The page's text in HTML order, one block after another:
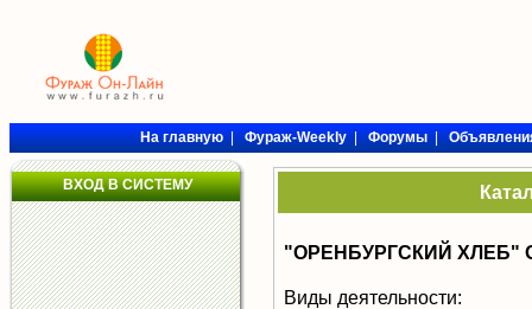
На главную|Фураж-Weekly|Форумы|
ВХОД В СИСТЕМУ
"ОРЕНБУРГСКИЙ ХЛЕБ"
Виды деятельности: